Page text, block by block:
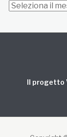
Archivi
Il progetto